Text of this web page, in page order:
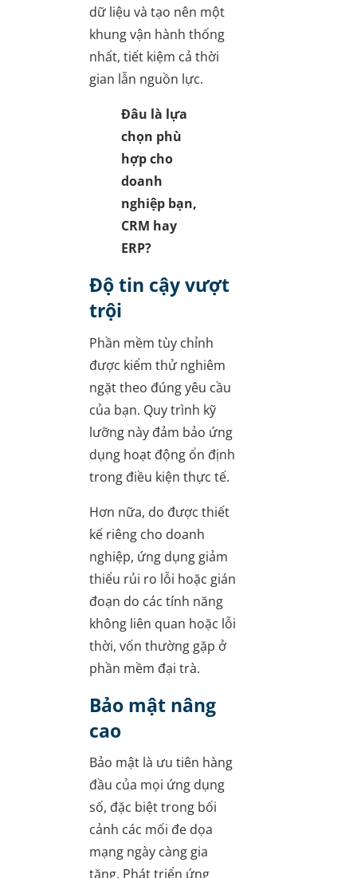
dữ liệu và tạo nên một
khung vận hành thống
nhất, tiết kiệm cả thời
gian lẫn nguồn lực.
Đâu là lựa
chọn phù
hợp cho
doanh
nghiệp bạn,
CRM hay
ERP?
Độ tin cậy vượt
trội
Phần mềm tùy chỉnh
được kiểm thử nghiêm
ngặt theo đúng yêu cầu
của bạn. Quy trình kỹ
lưỡng này đảm bảo ứng
dụng hoạt động ổn định
trong điều kiện thực tế.
Hơn nữa, do được thiết
kế riêng cho doanh
nghiệp, ứng dụng giảm
thiểu rủi ro lỗi hoặc gián
đoạn do các tính năng
không liên quan hoặc lỗi
thời, vốn thường gặp ở
phần mềm đại trà.
Bảo mật nâng
cao
Bảo mật là ưu tiên hàng
đầu của mọi ứng dụng
số, đặc biệt trong bối
cảnh các mối đe dọa
mạng ngày càng gia
tăng. Phát triển ứng